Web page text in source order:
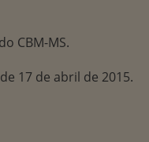
CBM-MS.
17 de abril de 2015.